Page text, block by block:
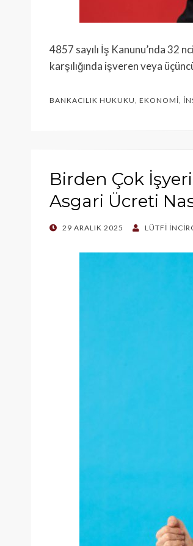
4857 sayılı İş Kanunu’nda 32
karşılığında işveren veya
BANKACILIK HUKUKU, EKONOMI,
Birden Çok
Asgari Ücreti
POSTED
29 ARALIK 2025 LÜTFI